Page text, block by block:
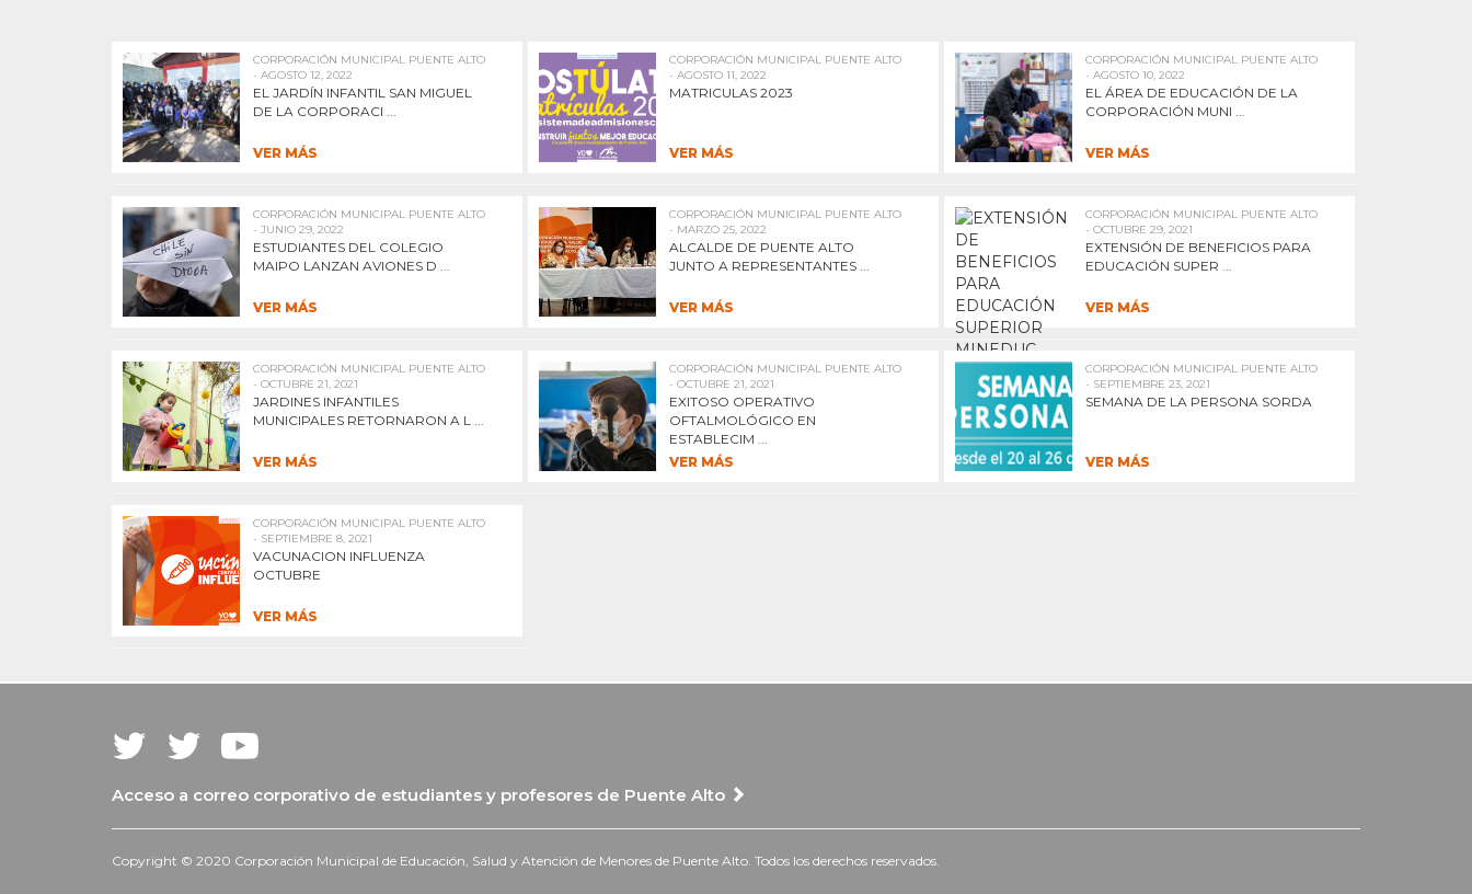
CORPORACIÓN MUNICIPAL PUENTE ALTO
- AGOSTO 12, 2022
EL JARDÍN INFANTIL SAN MIGUEL
DE LA CORPORACI ...
VER MÁS
CORPORACIÓN MUNICIPAL PUENTE ALTO
- AGOSTO 11, 2022
MATRICULAS 2023
VER MÁS
CORPORACIÓN MUNICIPAL PUENTE ALTO
- AGOSTO 10, 2022
EL ÁREA DE EDUCACIÓN DE LA
CORPORACIÓN MUNI ...
VER MÁS
CORPORACIÓN MUNICIPAL PUENTE ALTO
- JUNIO 29, 2022
ESTUDIANTES DEL COLEGIO
MAIPO LANZAN AVIONES D ...
VER MÁS
CORPORACIÓN MUNICIPAL PUENTE ALTO
- MARZO 25, 2022
ALCALDE DE PUENTE ALTO
JUNTO A REPRESENTANTES ...
VER MÁS
CORPORACIÓN MUNICIPAL PUENTE ALTO
- OCTUBRE 29, 2021
EXTENSIÓN DE BENEFICIOS PARA
EDUCACIÓN SUPER ...
VER MÁS
CORPORACIÓN MUNICIPAL PUENTE ALTO
- OCTUBRE 21, 2021
JARDINES INFANTILES
MUNICIPALES RETORNARON A L ...
VER MÁS
CORPORACIÓN MUNICIPAL PUENTE ALTO
- OCTUBRE 21, 2021
EXITOSO OPERATIVO
OFTALMOLÓGICO EN
ESTABLECIM ...
VER MÁS
CORPORACIÓN MUNICIPAL PUENTE ALTO
- SEPTIEMBRE 23, 2021
SEMANA DE LA PERSONA SORDA
VER MÁS
CORPORACIÓN MUNICIPAL PUENTE ALTO
- SEPTIEMBRE 8, 2021
VACUNACION INFLUENZA
OCTUBRE
VER MÁS
Acceso a correo corporativo de estudiantes y profesores de Puente Alto
Copyright © 2020 Corporación Municipal de Educación, Salud y Atención de Menores de Puente Alto. Todos los derechos reservados.